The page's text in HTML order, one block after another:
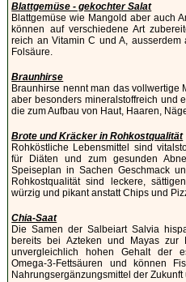
Blattgemüse - gekochter Salat
Blattgemüse wie Mangold aber auch
können auf verschiedene Art
reich an Vitamin C und A,
Folsäure.
Braunhirse
Braunhirse nennt man das vollwertige
aber besonders mineralstoffreich und
die zum Aufbau von Haut, Haaren,
Brote und Kräcker in Rohkostqualität
Rohköstliche Lebensmittel sind
für Diäten und zum gesunden
Speiseplan in Sachen Geschmack
Rohkostqualität sind leckere,
würzig und pikant anstatt Chips und
Chia-Saat
Die Samen der Salbeiart Salvia
bereits bei Azteken und Mayas zur
unvergleichlich hohen Gehalt der
Omega-3-Fettsäuren und können
Nahrungsergänzungsmittel der